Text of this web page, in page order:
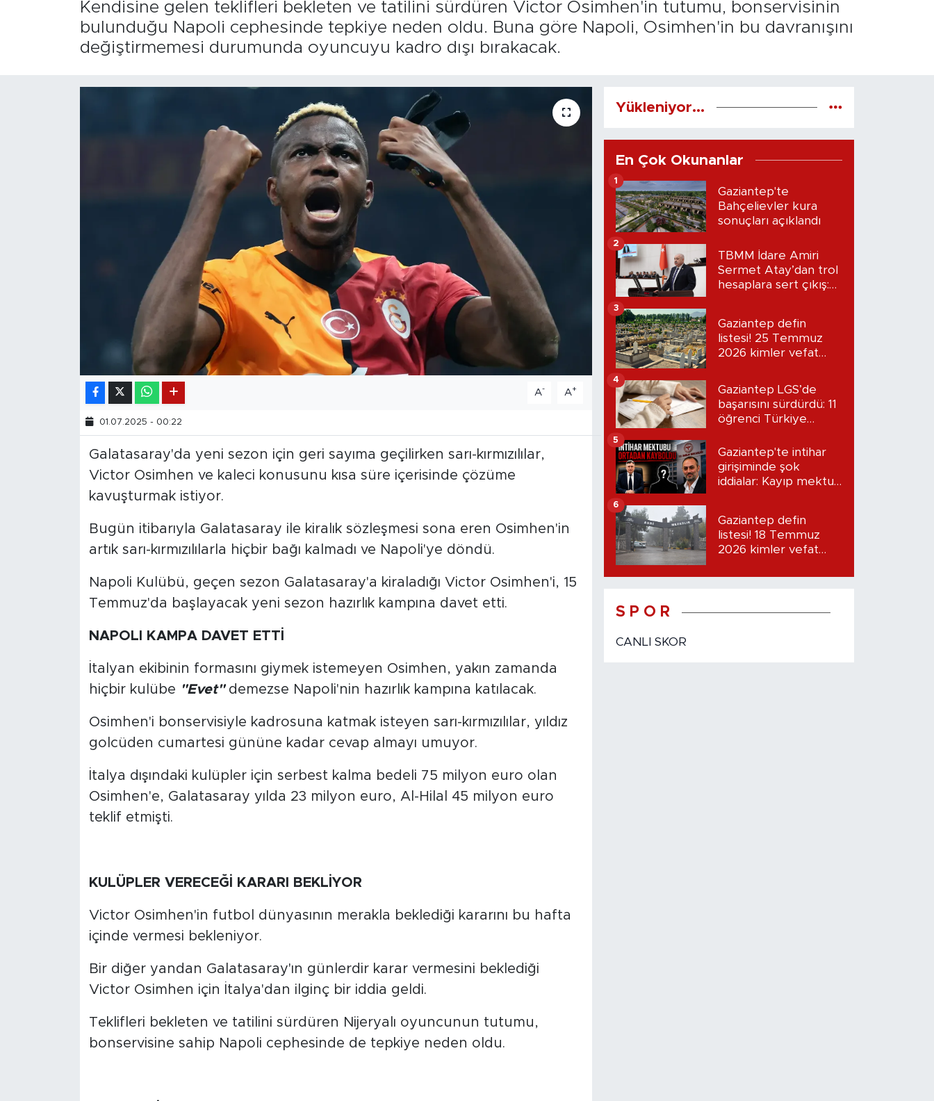
Kendisine gelen teklifleri bekleten ve tatilini sürdüren Victor Osimhen'in tutumu, bonservisinin
bulunduğu Napoli cephesinde tepkiye neden oldu. Buna göre Napoli, Osimhen'in bu davranışını
değiştirmemesi durumunda oyuncuyu kadro dışı bırakacak.
A- A+
01.07.2025 - 00:22
Galatasaray'da yeni sezon için geri sayıma geçilirken sarı-kırmızılılar,
Victor Osimhen ve kaleci konusunu kısa süre içerisinde çözüme
kavuşturmak istiyor.
Bugün itibarıyla Galatasaray ile kiralık sözleşmesi sona eren Osimhen'in
artık sarı-kırmızılılarla hiçbir bağı kalmadı ve Napoli'ye döndü.
Napoli Kulübü, geçen sezon Galatasaray'a kiraladığı Victor Osimhen'i, 15
Temmuz'da başlayacak yeni sezon hazırlık kampına davet etti.
NAPOLI KAMPA DAVET ETTİ
İtalyan ekibinin formasını giymek istemeyen Osimhen, yakın zamanda
hiçbir kulübe "Evet"demezse Napoli'nin hazırlık kampına katılacak.
Osimhen'i bonservisiyle kadrosuna katmak isteyen sarı-kırmızılılar, yıldız
golcüden cumartesi gününe kadar cevap almayı umuyor.
İtalya dışındaki kulüpler için serbest kalma bedeli 75 milyon euro olan
Osimhen'e, Galatasaray yılda 23 milyon euro, Al-Hilal 45 milyon euro
teklif etmişti.
KULÜPLER VERECEĞİ KARARI BEKLİYOR
Victor Osimhen'in futbol dünyasının merakla beklediği kararını bu hafta
içinde vermesi bekleniyor.
Bir diğer yandan Galatasaray'ın günlerdir karar vermesini beklediği
Victor Osimhen için İtalya'dan ilginç bir iddia geldi.
Teklifleri bekleten ve tatilini sürdüren Nijeryalı oyuncunun tutumu,
bonservisine sahip Napoli cephesinde de tepkiye neden oldu.
Yükleniyor...
En Çok Okunanlar
Gaziantep'te
Bahçelievler kura
sonuçları açıklandı
1
TBMM İdare Amiri
Sermet Atay’dan trol
hesaplara sert çıkış:
2
Gaziantep defin
listesi! 25 Temmuz
2026 kimler vefat
3
Gaziantep LGS’de
başarısını sürdürdü: 11
öğrenci Türkiye
4
Gaziantep'te intihar
girişiminde şok
iddialar: Kayıp mektup
5
Gaziantep defin
listesi! 18 Temmuz
2026 kimler vefat
6
S P O R
CANLI SKOR